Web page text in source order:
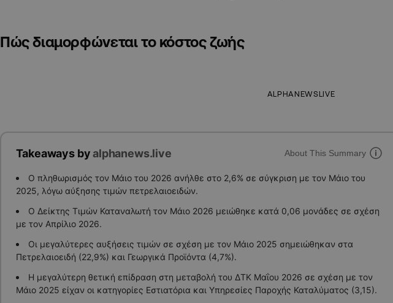
Πώς διαμορφώνεται το κόστος ζωής
ALPHANEWSLIVE
Takeaways byalphanews.live About This Summary
Ο πληθωρισμός τον Μάιο του 2026 ανήλθε στο 2,6% σε σύγκριση με τον Μάιο του
2025, λόγω αύξησης τιμών πετρελαιοειδών.
Ο Δείκτης Τιμών Καταναλωτή τον Μάιο 2026 μειώθηκε κατά 0,06 μονάδες σε σχέση
με τον Απρίλιο 2026.
Οι μεγαλύτερες αυξήσεις τιμών σε σχέση με τον Μάιο 2025 σημειώθηκαν στα
Πετρελαιοειδή (22,9%) και Γεωργικά Προϊόντα (4,7%).
Η μεγαλύτερη θετική επίδραση στη μεταβολή του ΔΤΚ Μαΐου 2026 σε σχέση με τον
Μάιο 2025 είχαν οι κατηγορίες Εστιατόρια και Υπηρεσίες Παροχής Καταλύματος (3,15).